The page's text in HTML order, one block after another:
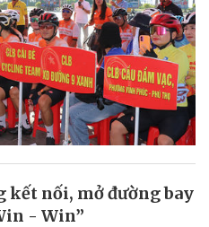
kết nối, mở đường bay
- Win”